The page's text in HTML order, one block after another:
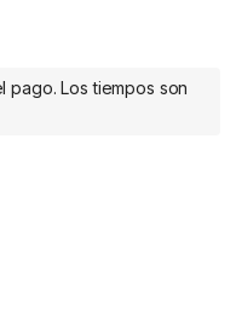
pago. Los tiempos son